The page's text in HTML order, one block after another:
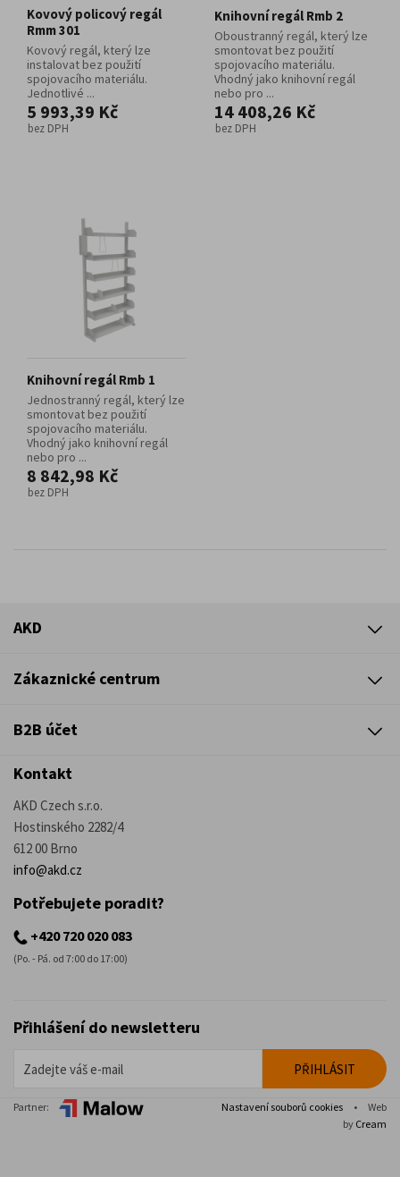
Kovový policový regál
Rmm 301
Kovový regál, který lze
instalovat bez použití
spojovacího materiálu.
Jednotlivé ...
5 993,39 Kč
bez DPH
Knihovní regál Rmb 2
Oboustranný regál, který lze
smontovat bez použití
spojovacího materiálu.
Vhodný jako knihovní regál
nebo pro ...
14 408,26 Kč
bez DPH
Knihovní regál Rmb 1
Jednostranný regál, který lze
smontovat bez použití
spojovacího materiálu.
Vhodný jako knihovní regál
nebo pro ...
8 842,98 Kč
bez DPH
AKD
Zákaznické centrum
B2B účet
Kontakt
AKD Czech s.r.o.
Hostinského 2282/4
612 00 Brno
info@akd.cz
Potřebujete poradit?
+420 720 020 083
(Po. - Pá. od 7:00 do 17:00)
Přihlášení do newsletteru
Partner: Nastavení souborů cookies •
Web
by Cream